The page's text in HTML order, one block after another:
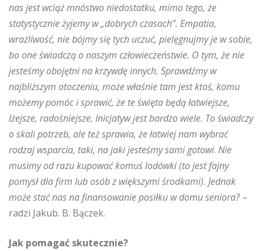
nas jest wciąż mnóstwo niedostatku, mimo tego, że
statystycznie żyjemy w „dobrych czasach”. Empatia,
wrażliwość, nie bójmy się tych uczuć, pielęgnujmy je w sobie,
bo one świadczą o naszym człowieczeństwie. O tym, że nie
jesteśmy obojętni na krzywdę innych. Sprawdźmy w
najbliższym otoczeniu, może właśnie tam jest ktoś, komu
możemy pomóc i sprawić, że te święta będą łatwiejsze,
lżejsze, radośniejsze. Inicjatyw jest bardzo wiele. To świadczy
o skali potrzeb, ale też sprawia, że łatwiej nam wybrać
rodzaj wsparcia, taki, na jaki jesteśmy sami gotowi. Nie
musimy od razu kupować komuś lodówki (to jest fajny
pomysł dla firm lub osób z większymi środkami). Jednak
może stać nas na finansowanie posiłku w domu seniora?–
radzi Jakub. B. Bączek.
Jak pomagać skutecznie?